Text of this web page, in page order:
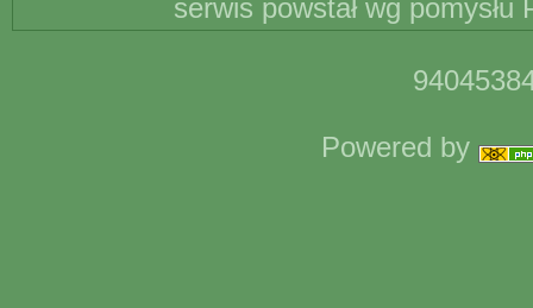
serwis powstał wg
Powered by